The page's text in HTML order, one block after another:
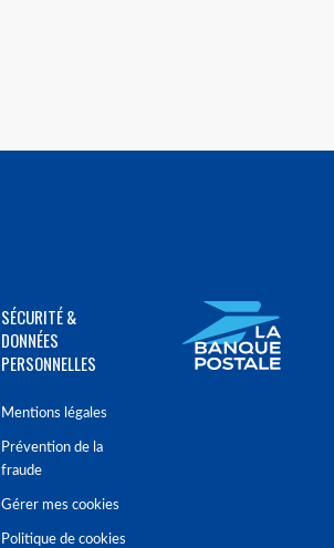
SÉCURITÉ &
DONNÉES
PERSONNELLES
Mentions légales
Prévention de la
fraude
Gérer mes cookies
Politique de cookies